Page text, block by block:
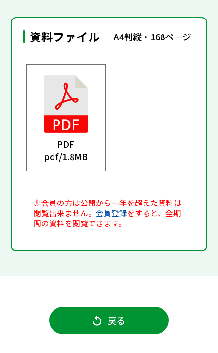
資料ファイル A4判縦・168ページ
PDF
pdf/1.8MB
非会員の方は公開から一年を超えた資料は
閲覧出来ません。会員登録をすると、全期
間の資料を閲覧できます。
戻る